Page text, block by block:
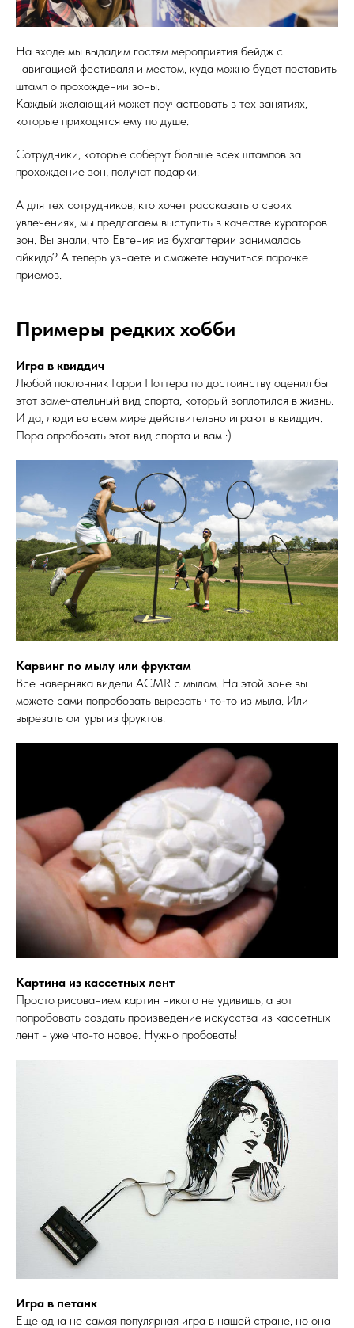
На входе мы выдадим гостям мероприятия бейдж с
навигацией фестиваля и местом, куда можно будет поставить
штамп о прохождении зоны.
Каждый желающий может поучаствовать в тех занятиях,
которые приходятся ему по душе.
Сотрудники, которые соберут больше всех штампов за
прохождение зон, получат подарки.
А для тех сотрудников, кто хочет рассказать о своих
увлечениях, мы предлагаем выступить в качестве кураторов
зон. Вы знали, что Евгения из бухгалтерии занималась
айкидо? А теперь узнаете и сможете научиться парочке
приемов.
Примеры редких хобби
Игра в квиддич
Любой поклонник Гарри Поттера по достоинству оценил бы
этот замечательный вид спорта, который воплотился в жизнь.
И да, люди во всем мире действительно играют в квиддич.
Пора опробовать этот вид спорта и вам :)
Карвинг по мылу или фруктам
Все наверняка видели ACMR с мылом. На этой зоне вы
можете сами попробовать вырезать что-то из мыла. Или
вырезать фигуры из фруктов.
Картина из кассетных лент
Просто рисованием картин никого не удивишь, а вот
попробовать создать произведение искусства из кассетных
лент - уже что-то новое. Нужно пробовать!
Игра в петанк
Еще одна не самая популярная игра в нашей стране, но она